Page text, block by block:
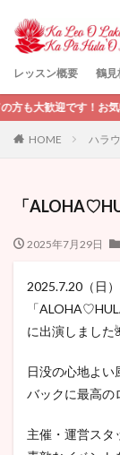
レッスン概要 鶴見
お気軽にお問い合わ
HOME ハラ
「
2025年7月29日
2025.7.20（日
「
に出演しました
日没の心地よ
バックに最高の
主催・運営スタ